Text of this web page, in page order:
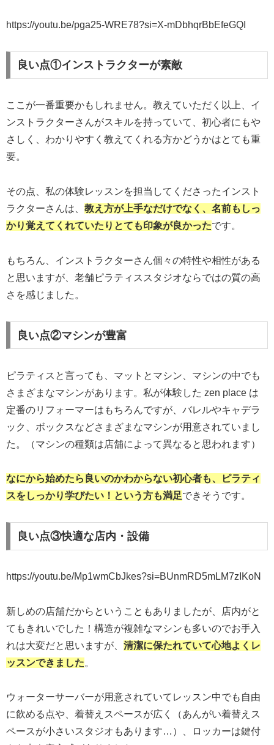
https://youtu.be/pga25-WRE78?si=X-mDbhqrBbEfeGQI
良い点①インストラクターが素敵
ここが一番重要かもしれません。教えていただく以上、イ
ンストラクターさんがスキルを持っていて、初心者にもや
さしく、わかりやすく教えてくれる方かどうかはとても重
要。
その点、私の体験レッスンを担当してくださったインスト
ラクターさんは、 教え方が上手なだけでなく、名前もしっ
かり覚えてくれていたり とても印象が良かったです。
もちろん、インストラクターさん個々の特性や相性がある
と思いますが、老舗ピラティススタジオならではの質の高
さを感じました。
良い点②マシンが豊富
ピラティスと言っても、マットとマシン、マシンの中でも
さまざまなマシンがあります。私が体験した zen place は
定番のリフォーマーはもちろんですが、バレルやキャデラ
ック、ボックスなどさまざまなマシンが用意されていまし
た。（マシンの種類は店舗によって異なると思われます）
なにから始めたら良いのかわからない初心者も、ピラティ
スをしっかり学びたい！という方も満足できそうです。
良い点③快適な店内・設備
https://youtu.be/Mp1wmCbJkes?si=BUnmRD5mLM7zIKoN
新しめの店舗だからということもありましたが、店内がと
てもきれいでした！構造が複雑なマシンも多いのでお手入
れは大変だと思いますが、 清潔に保たれていて心地よくレ
ッスンできました。
ウォーターサーバーが用意されていてレッスン中でも自由
に飲める点や、着替えスペースが広く（あんがい着替えス
ペースが小さいスタジオもあります…）、ロッカーは鍵付